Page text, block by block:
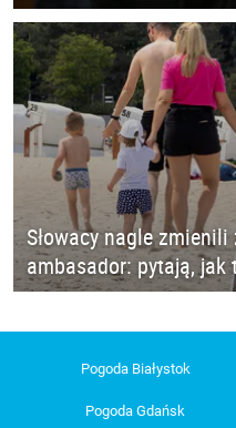
Słowacy nagle
ambasador: pytają, jak
Pogoda Białystok
Pogoda Gdańsk